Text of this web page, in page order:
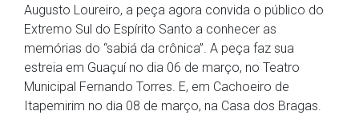
Augusto Loureiro, a peça agora convida o público do
Extremo Sul do Espírito Santo a conhecer as
memórias do “sabiá da crônica”. A peça faz sua
estreia em Guaçuí no dia 06 de março, no Teatro
Municipal Fernando Torres. E, em Cachoeiro de
Itapemirim no dia 08 de março, na Casa dos Bragas.